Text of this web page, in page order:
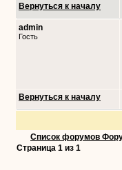
Вернуться к началу
admin
Гость
Вернуться к началу
Список форумов
Страница 1 из 1